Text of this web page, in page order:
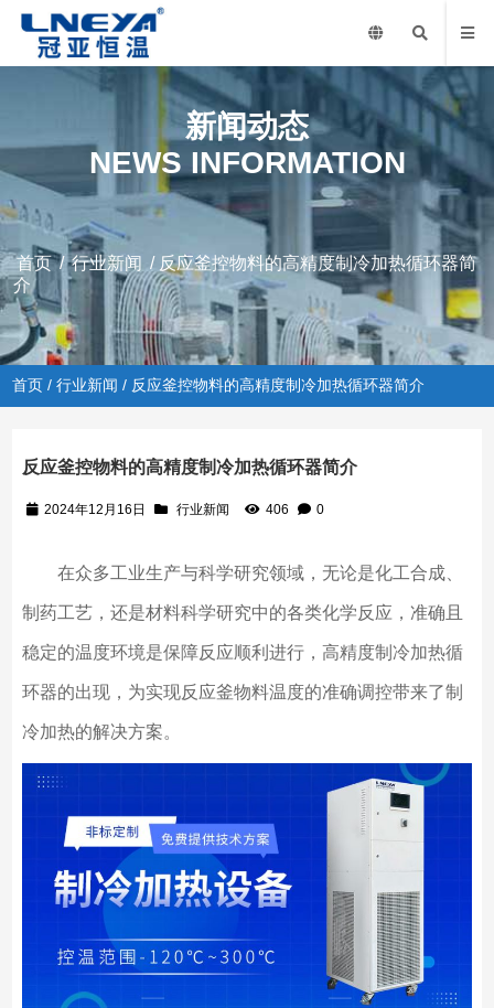
新闻动态
NEWS INFORMATION
首页/行业新闻 / 反应釜控物料的高精度制冷加热循环器简
介
首页 /行业新闻 / 反应釜控物料的高精度制冷加热循环器简介
反应釜控物料的高精度制冷加热循环器简介
2024年12月16日 行业新闻 406 0
在众多工业生产与科学研究领域，无论是化工合成、
制药工艺，还是材料科学研究中的各类化学反应，准确且
稳定的温度环境是保障反应顺利进行，高精度制冷加热循
环器的出现，为实现反应釜物料温度的准确调控带来了制
冷加热的解决方案。